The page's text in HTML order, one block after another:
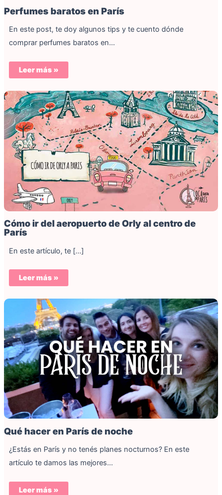
Perfumes baratos en París
En este post, te doy algunos tips y te cuento dónde
comprar perfumes baratos en…
Leer más »
Cómo ir del aeropuerto de Orly al centro de
París
En este artículo, te […]
Leer más »
Qué hacer en París de noche
¿Estás en París y no tenés planes nocturnos? En este
artículo te damos las mejores…
Leer más »